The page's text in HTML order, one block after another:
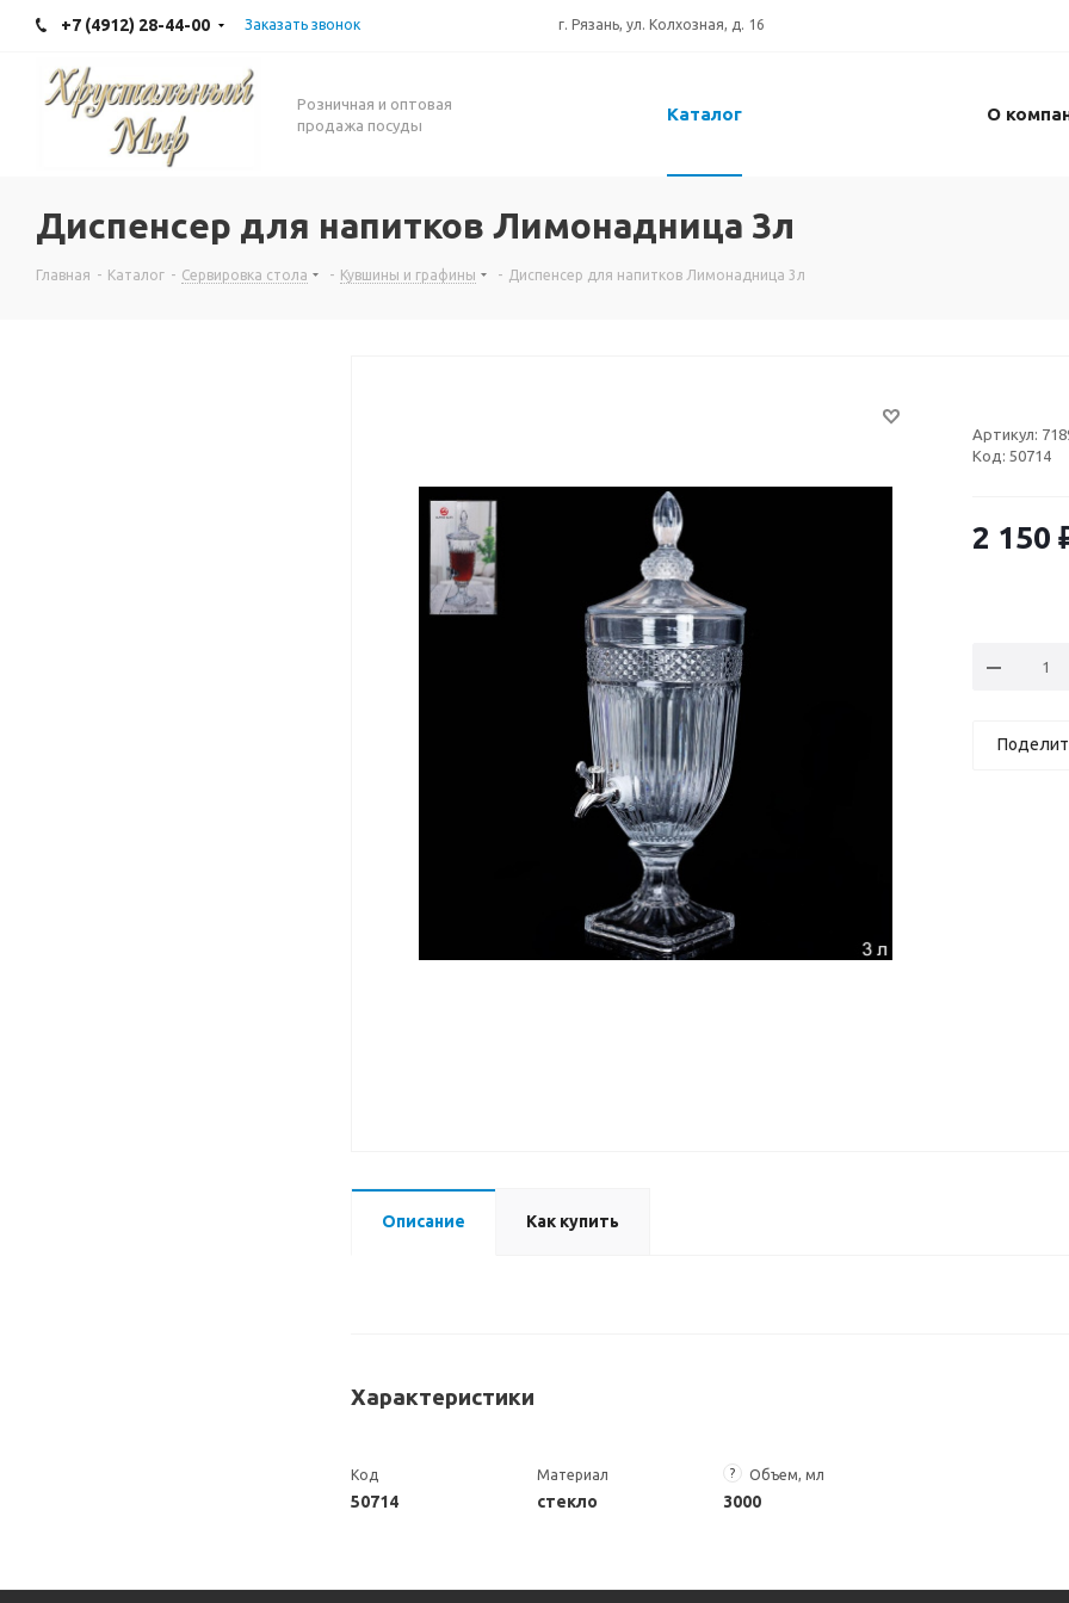
+7 (4912) 28-44-00 Заказать звонок г. Рязань, ул. Колхозная, д. 16
Розничная и оптовая
продажа посуды
Каталог О
Диспенсер для напитков Лимонадница 3л
Главная - Каталог - Сервировка стола - Кувшины и графины - Диспенсер для напитков Лимонадница 3л
Артикул:
Код: 50714
2 150
Описание Как купить
Характеристики
Код
50714
Материал
стекло
? Объем, мл
3000